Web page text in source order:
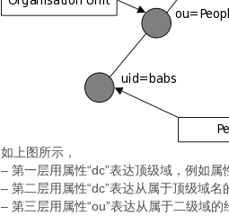
如上图所示，
– 第一层用属性“dc”表达顶级域，例如属
– 第二层用属性“dc”表达从属于顶级域
– 第三层用属性“ou”表达从属于二级域